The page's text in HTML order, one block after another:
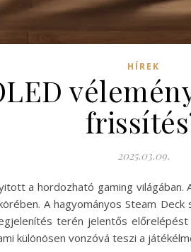
HÍREK
2025.03.09.
a hordozható gaming világában.
A hagyományos Steam
terén jelentős
különösen vonzóvá teszi a